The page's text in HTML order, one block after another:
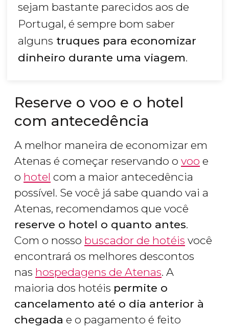
sejam bastante parecidos aos de
Portugal, é sempre bom saber
alguns truques para economizar
dinheiro durante uma viagem.
Reserve o voo e o hotel
com antecedência
A melhor maneira de economizar em
Atenas é começar reservando o voo e
o hotel com a maior antecedência
possível. Se você já sabe quando vai a
Atenas, recomendamos que você
reserve o hotel o quanto antes.
Com o nosso buscador de hotéis você
encontrará os melhores descontos
nas hospedagens de Atenas. A
maioria dos hotéis permite o
cancelamento até o dia anterior à
chegada e o pagamento é feito